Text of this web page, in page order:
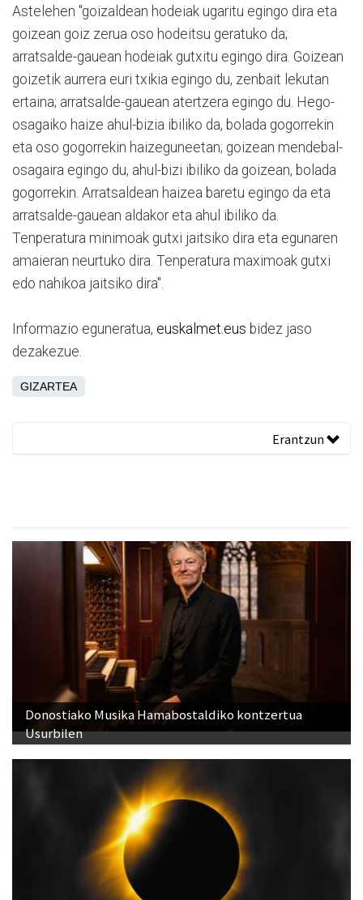
Astelehen "goizaldean hodeiak ugaritu egingo dira eta
goizean goiz zerua oso hodeitsu geratuko da;
arratsalde-gauean hodeiak gutxitu egingo dira. Goizean
goizetik aurrera euri txikia egingo du, zenbait lekutan
ertaina; arratsalde-gauean atertzera egingo du. Hego-
osagaiko haize ahul-bizia ibiliko da, bolada gogorrekin
eta oso gogorrekin haizeguneetan; goizean mendebal-
osagaira egingo du, ahul-bizi ibiliko da goizean, bolada
gogorrekin. Arratsaldean haizea baretu egingo da eta
arratsalde-gauean aldakor eta ahul ibiliko da.
Tenperatura minimoak gutxi jaitsiko dira eta egunaren
amaieran neurtuko dira. Tenperatura maximoak gutxi
edo nahikoa jaitsiko dira".
Informazio eguneratua, euskalmet.eus bidez jaso
dezakezue.
GIZARTEA
Erantzun
Donostiako Musika Hamabostaldiko kontzertua
Usurbilen